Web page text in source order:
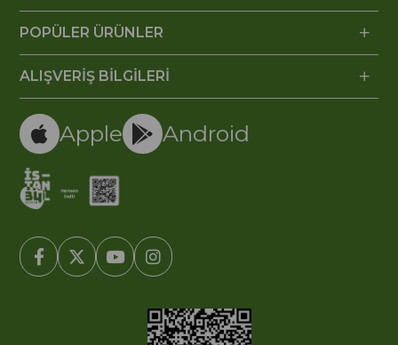
POPÜLER ÜRÜNLER
ALIŞVERİŞ BİLGİLERİ
Apple Android